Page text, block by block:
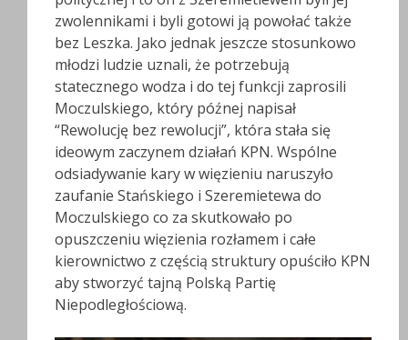
zwolennikami i byli gotowi ją powołać także
bez Leszka. Jako jednak jeszcze stosunkowo
młodzi ludzie uznali, że potrzebują
statecznego wodza i do tej funkcji zaprosili
Moczulskiego, który późnej napisał
“Rewolucję bez rewolucji”, która stała się
ideowym zaczynem działań KPN. Wspólne
odsiadywanie kary w więzieniu naruszyło
zaufanie Stańskiego i Szeremietewa do
Moczulskiego co za skutkowało po
opuszczeniu więzienia rozłamem i całe
kierownictwo z częścią struktury opuściło KPN
aby stworzyć tajną Polską Partię
Niepodległościową.